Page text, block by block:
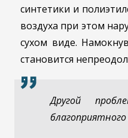
синтетики и
воздуха при этом
сухом виде.
становится
Другой